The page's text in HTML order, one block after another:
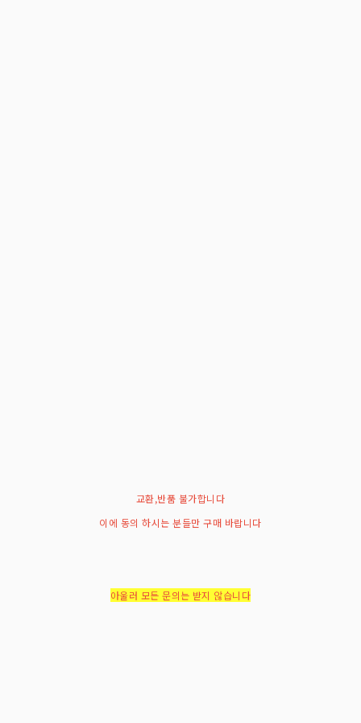
교환,반품 불가합니다
이에 동의 하시는 분들만 구매 바랍니다
아울러 모든 문의는 받지 않습니다